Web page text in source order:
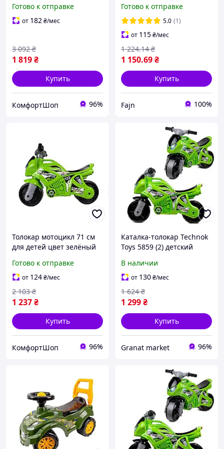
черно-салатовый ТехноК
FK-13857
Готово к отправке
от 182₴/мес
1 819₴
3 092 ₴
Купить
КомфортШоп 96%
Готово к отправке
5.0 (1)
от 115₴/мес
1 150.69₴
1 224.14 ₴
Купить
Fajn 100%
Толокар мотоцикл 71 см
для детей цвет зелёный
Готово к отправке
от 124₴/мес
1 237₴
2 103 ₴
Купить
КомфортШоп 96%
Каталка-толокар Technok
Toys 5859 (2) детский
зеленый
В наличии
от 130₴/мес
1 299₴
1 624 ₴
Купить
Granat market 96%